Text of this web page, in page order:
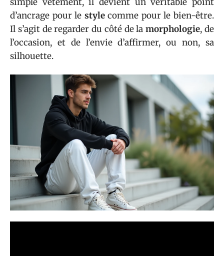
d’ancrage pour le stylecomme pour le bien-être.
Il s’agit de regarder du côté de lamorphologie, de
l’occasion, et de l’envie d’affirmer, ou non, sa
silhouette.